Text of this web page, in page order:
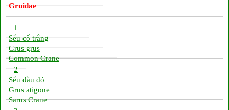
Gruidae
1
Sếu cổ trắng
Grus grus
Common Crane
2
Sếu đầu đỏ
Grus atigone
Sarus Crane